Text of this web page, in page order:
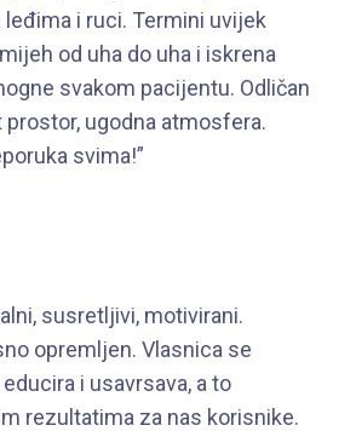
leđima i ruci. Termini uvijek
od uha do uha i iskrena
svakom pacijentu. Odličan
ugodna atmosfera.
svima!”
susretljivi, motivirani.
opremljen. Vlasnica se
i usavrsava, a to
rezultatima za nas korisnike.